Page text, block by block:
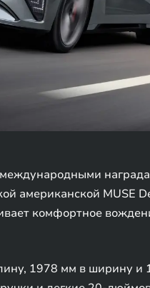
американской MUSE
комфортное
1978 мм в ширину и